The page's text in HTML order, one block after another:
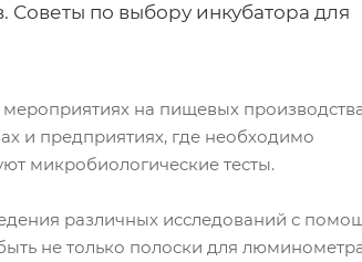
по выбору инкубатора для
на пищевых
и предприятиях, где необходимо
микробиологические тесты.
различных исследований с
не только полоски для